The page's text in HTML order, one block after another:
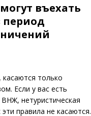
въехать
период
только
Если у вас есть
нетуристическая
правила не касаются.